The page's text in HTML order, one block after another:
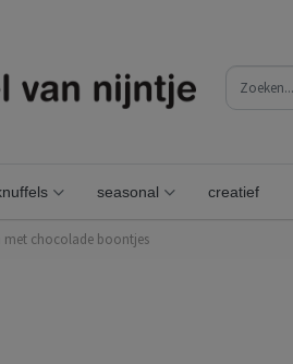
seasonal creatief
chocolade boontjes